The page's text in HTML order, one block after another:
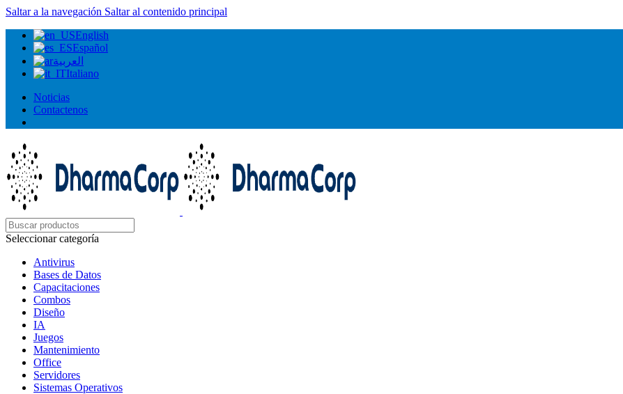
Saltar a la navegación Saltar al contenido principal
English
Español
العربية
Italiano
Noticias
Contactenos
Seleccionar categoría
Antivirus
Bases de Datos
Capacitaciones
Combos
Diseño
IA
Juegos
Mantenimiento
Office
Servidores
Sistemas Operativos